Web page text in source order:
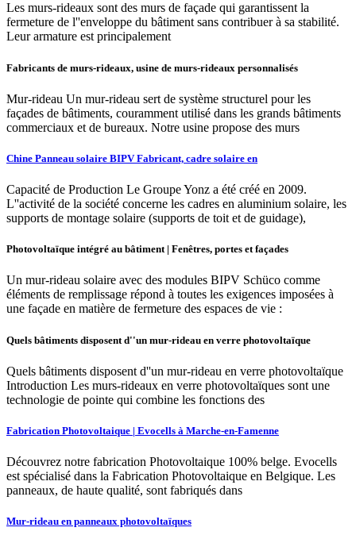
Les murs-rideaux sont des murs de façade qui garantissent la
fermeture de l''enveloppe du bâtiment sans contribuer à sa stabilité.
Leur armature est principalement
Fabricants de murs-rideaux, usine de murs-rideaux personnalisés
Mur-rideau Un mur-rideau sert de système structurel pour les
façades de bâtiments, couramment utilisé dans les grands bâtiments
commerciaux et de bureaux. Notre usine propose des murs
Chine Panneau solaire BIPV Fabricant, cadre solaire en
Capacité de Production Le Groupe Yonz a été créé en 2009.
L''activité de la société concerne les cadres en aluminium solaire, les
supports de montage solaire (supports de toit et de guidage),
Photovoltaïque intégré au bâtiment | Fenêtres, portes et façades
Un mur-rideau solaire avec des modules BIPV Schüco comme
éléments de remplissage répond à toutes les exigences imposées à
une façade en matière de fermeture des espaces de vie :
Quels bâtiments disposent d''un mur-rideau en verre photovoltaïque
Quels bâtiments disposent d''un mur-rideau en verre photovoltaïque
Introduction Les murs-rideaux en verre photovoltaïques sont une
technologie de pointe qui combine les fonctions des
Fabrication Photovoltaique | Evocells à Marche-en-Famenne
Découvrez notre fabrication Photovoltaique 100% belge. Evocells
est spécialisé dans la Fabrication Photovoltaique en Belgique. Les
panneaux, de haute qualité, sont fabriqués dans
Mur-rideau en panneaux photovoltaïques